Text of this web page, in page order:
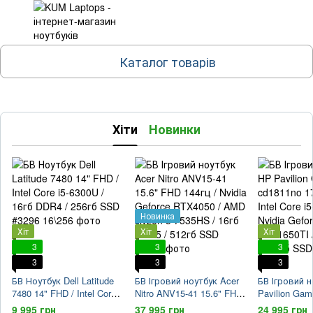
Каталог товарів
Хіти Новинки
Хіт
3
3
БВ Ноутбук Dell Latitude
7480 14" FHD / Intel Core
i5-6300U / 16гб DDR4 /
9 995 грн
Новинка
Хіт
3
3
БВ Ігровий ноутбук Acer
Nitro ANV15-41 15.6" FHD
144гц / Nvidia Geforce
37 995 грн
Хіт
3
3
БВ Ігровий
Pavilion
cd1811no
24 995 грн